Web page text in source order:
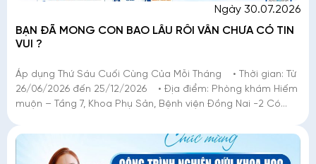
Ngày 30.07.2026
BẠN ĐÃ MONG CON BAO LÂU RỒI VẪN CHƯA CÓ TIN
VUI ?
Áp dụng Thứ Sáu Cuối Cùng Của Mỗi Tháng • Thời gian: Từ
26/06/2026 đến 25/12/2026 • Địa điểm: Phòng khám Hiếm
muộn – Tầng 7, Khoa Phụ Sản, Bệnh viện Đồng Nai -2 Có